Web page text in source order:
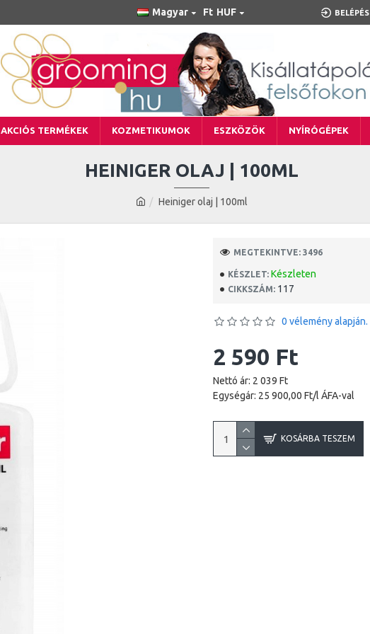
Magyar Ft HUF BELÉPÉS
AKCIÓS TERMÉKEK KOZMETIKUMOK ESZKÖZÖK NYÍRÓGÉPEK
Heiniger olaj | 100ml
HEINIGER OLAJ | 100ML
KÉSZLET: Készleten
CIKKSZÁM: 117
MEGTEKINTVE: 3496
0 vélemény alapján.
2 590 Ft
Nettó ár: 2 039 Ft
Egységár: 25 900,00 Ft/l ÁFA-val
KOSÁRBA TESZEM